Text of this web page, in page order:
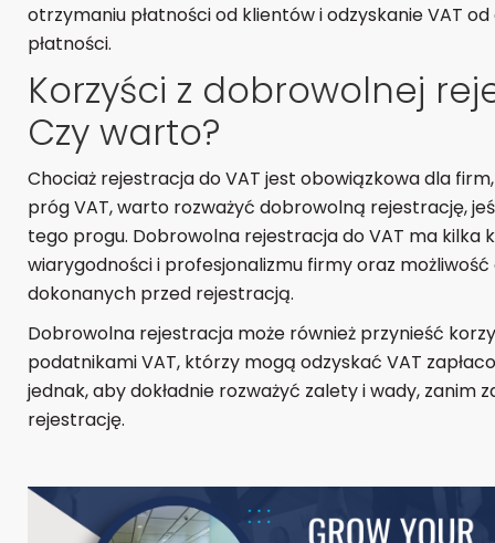
otrzymaniu płatności od klientów i odzyskanie VAT
płatności.
Korzyści z dobrowolnej
Czy warto?
Chociaż rejestracja do VAT jest obowiązkowa dla
próg VAT, warto rozważyć dobrowolną rejestrację,
tego progu. Dobrowolna rejestracja do VAT ma kilka
wiarygodności i profesjonalizmu firmy oraz
dokonanych przed rejestracją.
Dobrowolna rejestracja może również przynieść
podatnikami VAT, którzy mogą odzyskać VAT
jednak, aby dokładnie rozważyć zalety i wady, zanim
rejestrację.